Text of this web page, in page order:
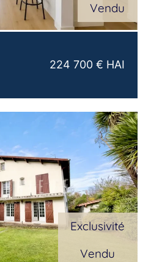
Vendu
224 700 € HAI
Exclusivité
Vendu